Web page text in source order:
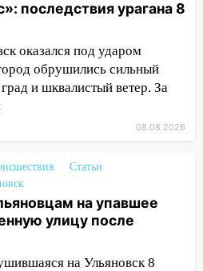
рухнул
Ульяновска обманули
преподавателя
ульяновцам на
ураганным
со
рассказали,
мощного
последствия урагана 8
оказался под ударом
обрушились сильный
и шквалистый ветер. За
08.08.2026
Статьи
на упавшее
улицу после
на Ульяновск 8